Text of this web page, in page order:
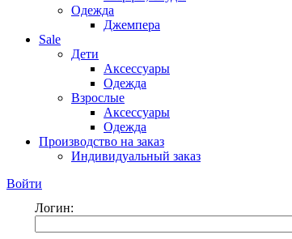
Одежда
Джемпера
Sale
Дети
Аксессуары
Одежда
Взрослые
Аксессуары
Одежда
Производство на заказ
Индивидуальный заказ
Войти
Логин: